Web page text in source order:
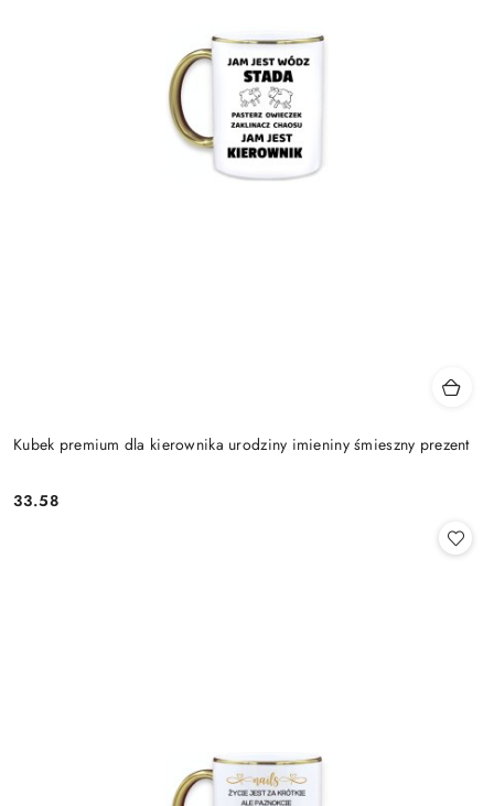
Kubek premium dla kierownika urodziny imieniny śmieszny prezent
Cena:
33.58